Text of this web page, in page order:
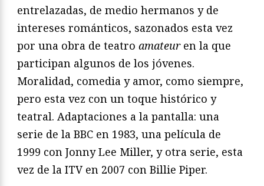
entrelazadas, de medio hermanos y de
intereses románticos, sazonados esta vez
por una obra de teatro amateuren la que
participan algunos de los jóvenes.
Moralidad, comedia y amor, como siempre,
pero esta vez con un toque histórico y
teatral. Adaptaciones a la pantalla: una
serie de la BBC en 1983, una película de
1999 con Jonny Lee Miller, y otra serie, esta
vez de la ITV en 2007 con Billie Piper.